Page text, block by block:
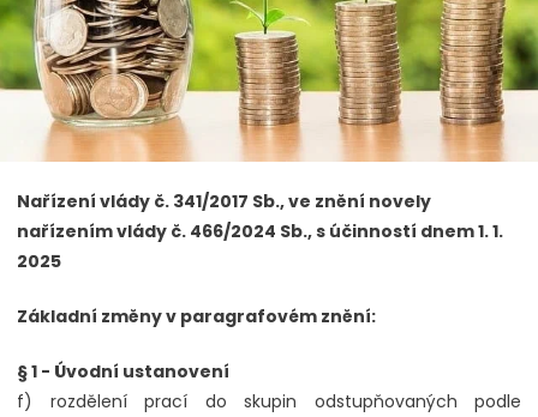
Nařízení vlády č. 341/2017 Sb., ve znění novely
nařízením vlády č. 466/2024 Sb., s účinností dnem 1. 1.
2025
Základní změny v paragrafovém znění:
§ 1 - Úvodní ustanovení
f) rozdělení prací do skupin odstupňovaných podle